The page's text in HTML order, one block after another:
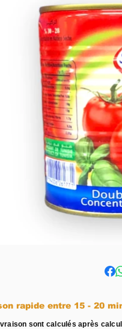
Livraison rapide entre 15 -
sont calculés après